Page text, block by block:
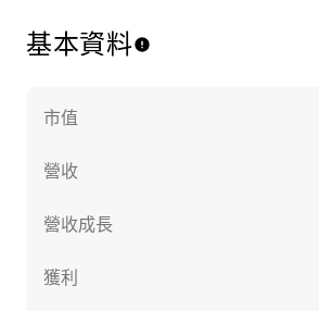
基本資料
市值
營收
營收成長
獲利